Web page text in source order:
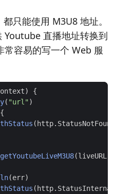
只能使用 M3U8 地址。
Youtube 直播地址转换到
容易的写一个 Web 服
)
{
( "url")
{
( http. StatusNotFound
getYoutubeLiveM3U8(liveURL
(err)
( http.